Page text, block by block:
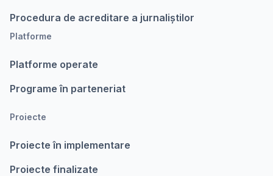
Procedura de acreditare a jurnaliștilor
Platforme
Platforme operate
Programe în parteneriat
Proiecte
Proiecte în implementare
Proiecte finalizate